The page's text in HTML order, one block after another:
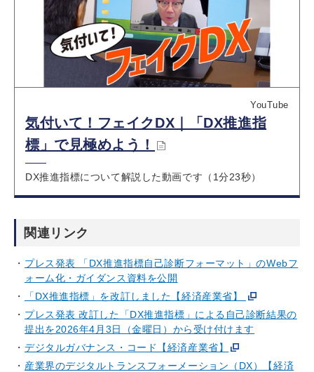
YouTube
気付いて！フェイクDX｜「DX推進指
標」で見極めよう！
DX推進指標について解説した動画です（1分23秒）
関連リンク
プレス発表 「DX推進指標自己診断フォーマット」のWebフ
ォーム化・ガイダンス資料を公開
「DX推進指標」を改訂しました【経済産業省】
プレス発表 改訂した「DX推進指標」による自己診断結果の
提出を2026年4月3日（金曜日）から受け付けます
デジタルガバナンス・コード【経済産業省】
産業界のデジタルトランスフォーメーション（DX）【経済